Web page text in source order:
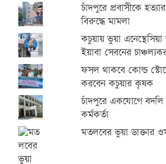
চাঁদপুরে প্রবাসীকে
বিরুদ্ধে মামলা
কচুয়ায় ভুয়া
ইয়াবা সেবনের
ফসল থাকবে কোল্ড
করবেন কচুয়ার কৃষক
চাঁদপুরে একযোগে
কর্মকর্তা
মতলবের ভুয়া ডাক্তার